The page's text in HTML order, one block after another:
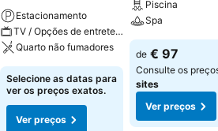
Estacionamento
TV / Opções de entretenimento
Quarto não fumadores
Selecione as datas para
ver os preços exatos.
Ver preços
Piscina
Spa
de € 97
Consulte os
sites
Ver preços